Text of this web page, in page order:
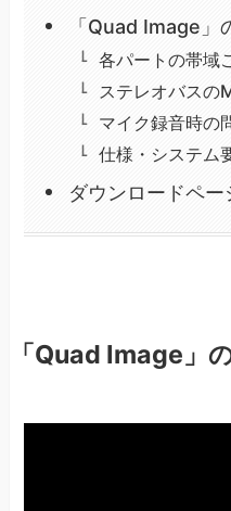
「Quad Image」
各パートの帯域
ステレオバスの
マイク録音時の
仕様・システム
ダウンロードペー
「Quad Image」